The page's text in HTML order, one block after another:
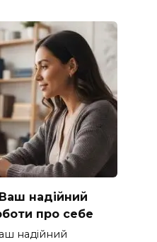
надійний
про себе
надійний